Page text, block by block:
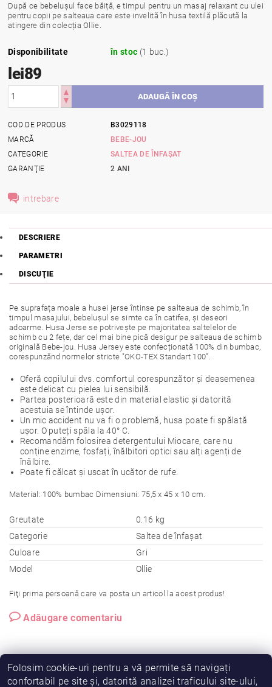
După ce bebelușul face băiță, e timpul pentru un masaj relaxant cu ulei
pentru copii pe salteaua care este invelită în husa textilă plăcută la
atingere din colecția Ollie.
Disponibilitate în stoc (1 buc.)
lei89
COD DE PRODUS
B3029118
MARCĂ
BEBE-JOU
CATEGORIE
SALTEA DE ÎNFAȘAT
GARANŢIE
2 ANI
intrebare
DESCRIERE
PARAMETRI
DISCUŢIE
Pe suprafața moale a husei jerse întinse pe salteaua de schimb, în
timpul masajului, bebelușul se simte ca în catifea, și deseori
adoarme. Husa Jerse se potrivește pe majoritatea saltelelor de
schimb cu 2 fețe, dar cel mai bine pică desigur pe salteaua de schimb
originală Bebe-jou. Husa Jersey este confecționată 100% din bumbac,
corespunzănd normelor stricte "OKO-TEX Standart 100".
Oferă copilului dvs. comfortul corespunzător și deasemenea
este delicat cu pielea lui sensibilă.
Partea posterioară este din material elastic și datorită
acestuia se întinde ușor.
Un mic accident nu va fi o problemă, husa poate fi spălată
ușor. O puteți spăla la 40° C.
Recomandăm folosirea detergentului Miocare, care nu
conține enzime, fosfați, înălbitori optici sau alți agenți de
înălbire.
Poate fi călcat și uscat în ucător de rufe.
Material: 100% bumbac Dimensiuni: 75,5 x 45 x 10 cm.
Greutate
0.16 kg
Categorie
Saltea de înfașat
Culoare
Gri
Model
Ollie
Fiţi prima persoană care va posta un articol la acest produs!
Adăugare comentariu
Folosim cookie-uri pentru a vă permite să navigați
confortabil pe site și, datorită analizei traficului site-ului,